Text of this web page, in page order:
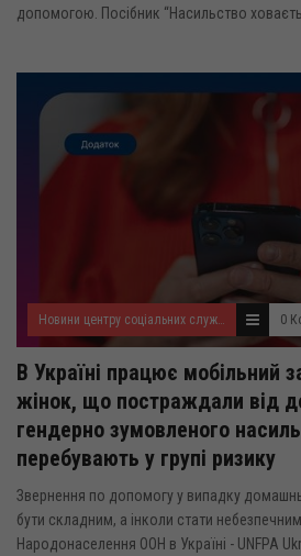
допомогою. Посібник “Насильство
Новини центру соціальних служб для сім'ї, дітей та молоді 0
В Україні працює мобільний
жінок, що постраждали від
гендерно зумовленого
перебувають у групі ризику
Звернення по допомогу у випадку
бути складним, а інколи стати
Народонаселення ООН в Україні - UNFPA